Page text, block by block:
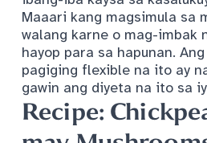
Maaari kang magsimula sa
walang karne o mag-imbak
hayop para sa hapunan.
pagiging flexible na ito ay
gawin ang diyeta na ito sa
Recipe: